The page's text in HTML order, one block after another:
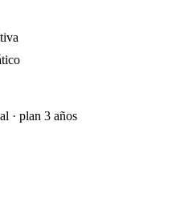
· plan 3 años